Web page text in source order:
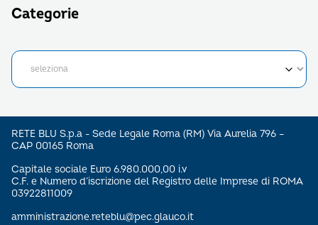
Categorie
RETE BLU S.p.a - Sede Legale Roma (RM) Via Aurelia 796 –
CAP 00165 Roma
Capitale sociale Euro 6.980.000,00 i.v
C.F. e Numero d’iscrizione del Registro delle Imprese di ROMA
03922811009
amministrazione.reteblu@pec.glauco.it